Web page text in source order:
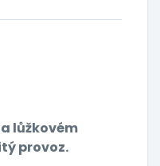
lůžkovém
provoz.